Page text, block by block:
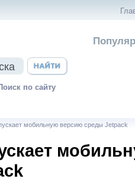
Поиск по сайту
мобильную версию среды Jetpack